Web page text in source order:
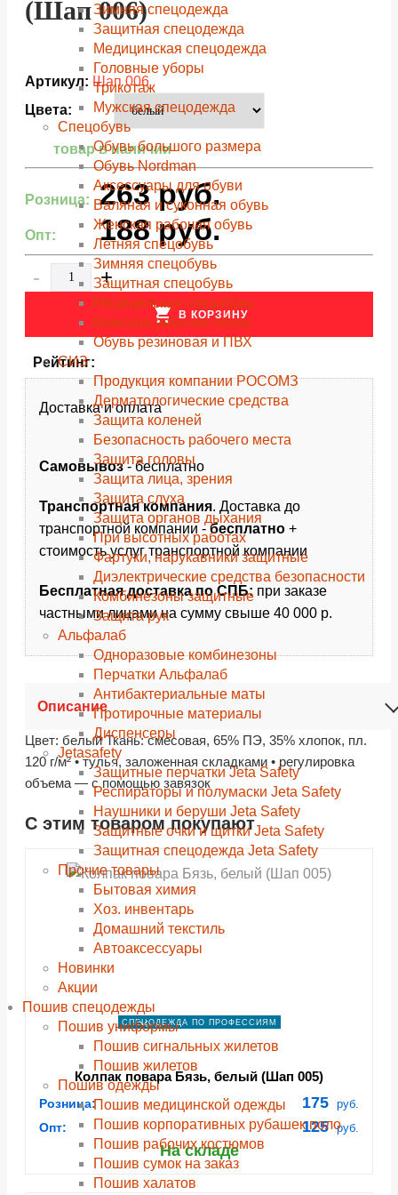
Зимняя спецодежда
Защитная спецодежда
Медицинская спецодежда
Головные уборы
Трикотаж
Мужская спецодежда
Спецобувь
Обувь большого размера
Обувь Nordman
Аксессуары для обуви
Валяная и суконная обувь
Женская рабочая обувь
Летняя спецобувь
Зимняя спецобувь
Защитная спецобувь
Медицинская спецобувь
Мужская рабочая обувь
Обувь резиновая и ПВХ
СИЗ
Продукция компании РОСОМЗ
Дерматологические средства
Защита коленей
Безопасность рабочего места
Защита головы
Защита лица, зрения
Защита слуха
Защита органов дыхания
При высотных работах
Фартуки, нарукавники защитные
Диэлектрические средства безопасности
Комбинезоны защитные
Защита рук
Альфалаб
Одноразовые комбинезоны
Перчатки Альфалаб
Антибактериальные маты
Протирочные материалы
Диспенсеры
Jetasafety
Защитные перчатки Jeta Safety
Респираторы и полумаски Jeta Safety
Наушники и беруши Jeta Safety
Защитные очки и щитки Jeta Safety
Защитная спецодежда Jeta Safety
Прочие товары
Бытовая химия
Хоз. инвентарь
Домашний текстиль
Автоаксессуары
Новинки
Акции
Пошив спецодежды
Пошив униформы
Пошив сигнальных жилетов
Пошив жилетов
Пошив одежды
Пошив медицинской одежды
Пошив корпоративных рубашек поло
Пошив рабочих костюмов
Пошив сумок на заказ
Пошив халатов
(Шап 006)
Артикул: Шап 006
Цвета:
товар в наличии
Розница: 263руб.
Опт: 188руб.
- +
shopping_cartВ КОРЗИНУ
Рейтинг:
Доставка и оплата
Самовывоз- бесплатно
Транспортная компания. Доставка до
транспортной компании - бесплатно +
стоимость услуг транспортной компании
Бесплатная доставка по СПБ: при заказе
частными лицами на сумму свыше 40 000 р.
Описание
Цвет: белый Ткань: смесовая, 65% ПЭ, 35% хлопок, пл.
120 г/м² • тулья, заложенная складками • регулировка
объема — с помощью завязок
С этим товаром покупают
shopping_cart В КОРЗИНУ
ПОДРОБНЕЕ
СПЕЦОДЕЖДА ПО ПРОФЕССИЯМ
Колпак повара Бязь, белый (Шап 005)
Розница: 175 руб.
Опт: 125 руб.
На складе
shopping_cart В КОРЗИНУ
ПОДРОБНЕЕ
shopping_cart В КОРЗИНУ
ПОДРОБНЕЕ
shopping_cart В КОРЗИНУ
ПОДРОБНЕЕ